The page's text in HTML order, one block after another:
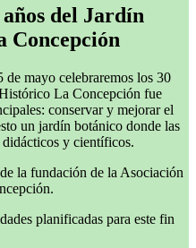
del Jardín
Concepción
de mayo celebraremos los 30
La Concepción fue
conservar y mejorar el
un jardín botánico donde las
y científicos.
la fundación de la Asociación
planificadas para este fin